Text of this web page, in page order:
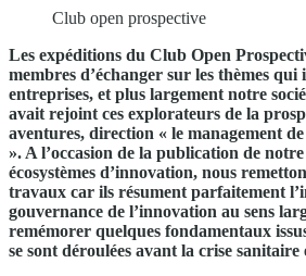
Club open prospective
Les expéditions du Club Open
membres d’échanger sur les thèmes
entreprises, et plus largement notre
avait rejoint ces explorateurs de la
aventures, direction « le management
». A l’occasion de la publication de
écosystèmes d’innovation, nous
travaux car ils résument parfaitement
gouvernance de l’innovation au sens
remémorer quelques fondamentaux
se sont déroulées avant la crise sanitaire